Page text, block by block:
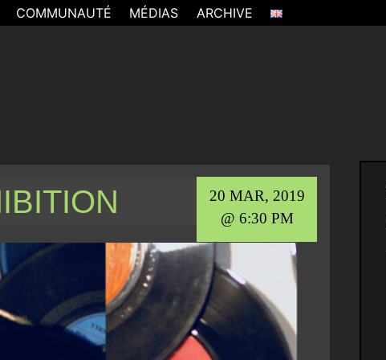
COMMUNAUTÉ MÉDIAS ARCHIVE
20 MAR, 2019
@ 6:30 PM